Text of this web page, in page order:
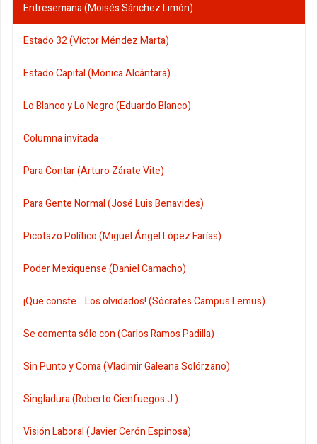
Entresemana (Moisés Sánchez Limón)
Estado 32 (Víctor Méndez Marta)
Estado Capital (Mónica Alcántara)
Lo Blanco y Lo Negro (Eduardo Blanco)
Columna invitada
Para Contar (Arturo Zárate Vite)
Para Gente Normal (José Luis Benavides)
Picotazo Político (Miguel Ángel López Farías)
Poder Mexiquense (Daniel Camacho)
¡Que conste... Los olvidados! (Sócrates Campus Lemus)
Se comenta sólo con (Carlos Ramos Padilla)
Sin Punto y Coma (Vladimir Galeana Solórzano)
Singladura (Roberto Cienfuegos J.)
Visión Laboral (Javier Cerón Espinosa)